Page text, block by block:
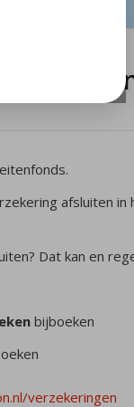
te
afsluiten in
Dat kan en
bijboeken
verzekeringen